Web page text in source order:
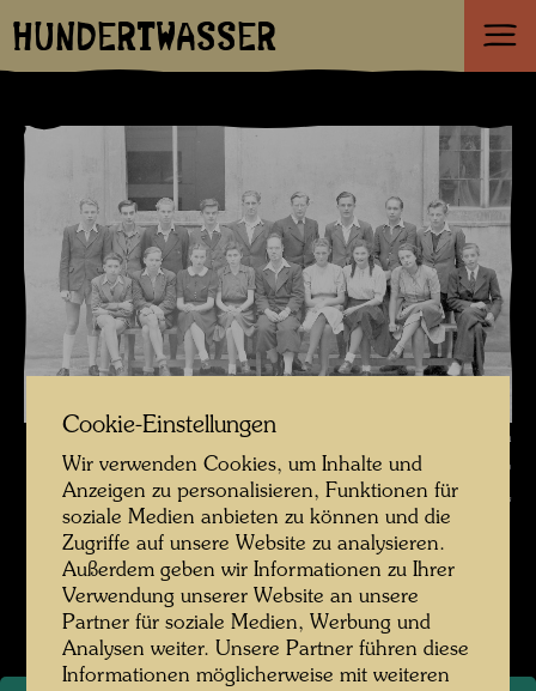
HUNDERTWASSER
Klassenfoto von Friedrich Stowasser / Hundertwasser im
Bundesrealgymnasium Horn , Fotograf: Unbekannt Unknown ©
Hundertwasser Archiv
Kindheit und Jugend
Bildergalerie öffnen
Cookie-Einstellungen
Wir verwenden Cookies, um Inhalte und
Anzeigen zu personalisieren, Funktionen für
soziale Medien anbieten zu können und die
Zugriffe auf unsere Website zu analysieren.
Außerdem geben wir Informationen zu Ihrer
Verwendung unserer Website an unsere
Partner für soziale Medien, Werbung und
Analysen weiter. Unsere Partner führen diese
Informationen möglicherweise mit weiteren